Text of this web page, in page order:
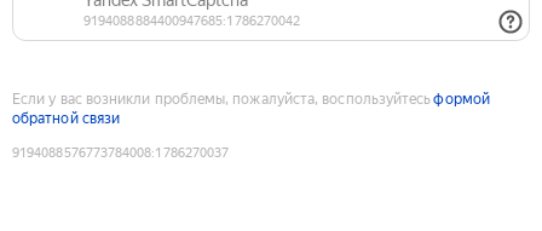
Если у вас возникли проблемы, пожалуйста, воспользуйтесьформой
обратной связи
9194088576773784008:1786270037